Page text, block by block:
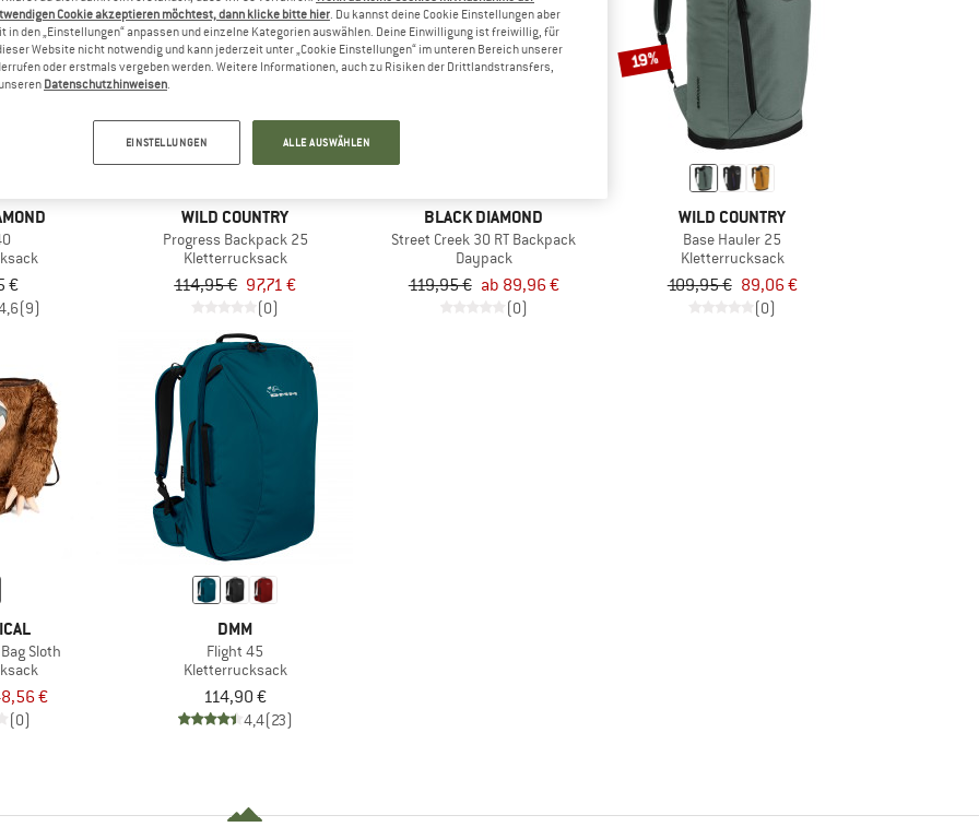
€
(9)
15%
WILD COUNTRY
Progress Backpack 25
Kletterrucksack
114,95 € 97,71 €
(0)
bis 25%
BLACK DIAMOND
Street Creek 30 RT Backpack
Daypack
119,95 € ab 89,96 €
(0)
19%
WILD COUNTRY
Base Hauler 25
Kletterrucksack
109,95 € 89,06 €
(0)
Sloth
€
(0)
DMM
Flight 45
Kletterrucksack
114,90 €
4,4(23)
Cookie akzeptieren möchtest, dann klicke bitte hier. Du kannst deine Cookie Einstellungen aber
in den „Einstellungen“ anpassen und einzelne Kategorien auswählen. Deine Einwilligung ist freiwillig, für
Website nicht notwendig und kann jederzeit unter „Cookie Einstellungen“ im unteren Bereich unserer
oder erstmals vergeben werden. Weitere Informationen, auch zu Risiken der Drittlandstransfers,
Datenschutzhinweisen.
EINSTELLUNGEN ALLE AUSWÄHLEN